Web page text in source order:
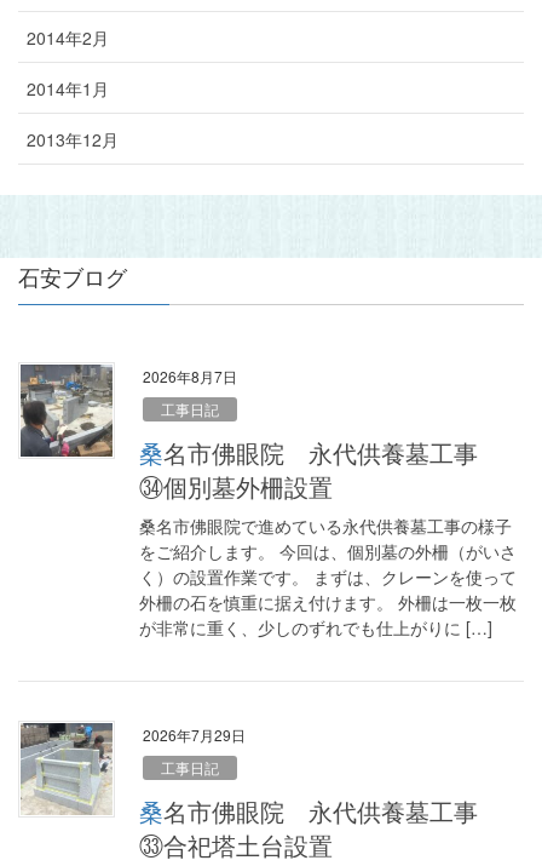
2014年2月
2014年1月
2013年12月
石安ブログ
2026年8月7日
工事日記
桑名市佛眼院 永代供養墓工事
㉞個別墓外柵設置
桑名市佛眼院で進めている永代供養墓工事の様子
をご紹介します。 今回は、個別墓の外柵（がいさ
く）の設置作業です。 まずは、クレーンを使って
外柵の石を慎重に据え付けます。 外柵は一枚一枚
が非常に重く、少しのずれでも仕上がりに […]
2026年7月29日
工事日記
桑名市佛眼院 永代供養墓工事
㉝合祀塔土台設置